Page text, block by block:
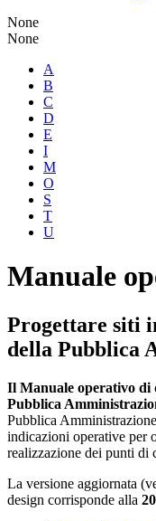
None
None
A
B
C
D
E
I
M
O
S
T
U
Manuale
Progettare siti
della Pubblica
Il Manuale operativo di
Pubblica
Pubblica
indicazioni operative per
realizzazione dei punti di
La versione aggiornata
design corrisponde alla